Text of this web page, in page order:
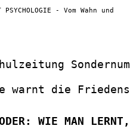
- Vom Wahn und
warnt die
WIE MAN